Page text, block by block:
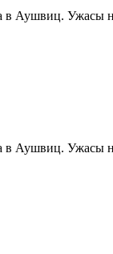
в Аушвиц. Ужасы
в Аушвиц. Ужасы